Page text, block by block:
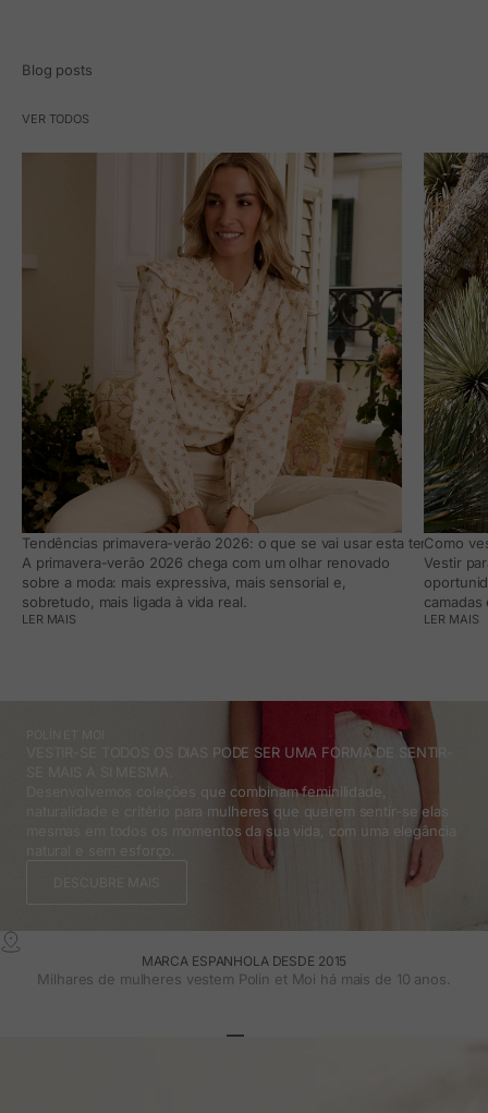
Blog posts
VER TODOS
Tendências primavera-verão 2026: o que se vai usar esta temporada
A primavera-verão 2026 chega com um olhar renovado
sobre a moda: mais expressiva, mais sensorial e,
sobretudo, mais ligada à vida real.
LER MAIS
Como
Vestir
LER MAIS
VESTIR-SE TODOS OS DIAS PODE SER UMA FORMA DE SENTIR-
SE MAIS A SI MESMA.
Desenvolvemos coleções que combinam feminilidade,
naturalidade e critério para mulheres que querem sentir-se elas
mesmas em todos os momentos da sua vida, com uma elegância
natural e sem esforço.
DESCUBRE MAIS
MARCA ESPANHOLA DESDE 2015
Milhares de mulheres vestem Polin et Moi há mais de 10 anos.